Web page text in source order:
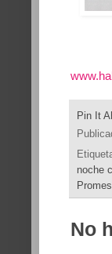
Pin It
noche
No